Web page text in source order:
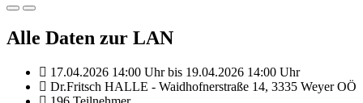
Alle Daten zur LAN
17.04.2026 14:00 Uhr bis 19.04.2026 14:00 Uhr
Dr.Fritsch HALLE - Waidhofnerstraße 14, 3335 Weyer OÖ